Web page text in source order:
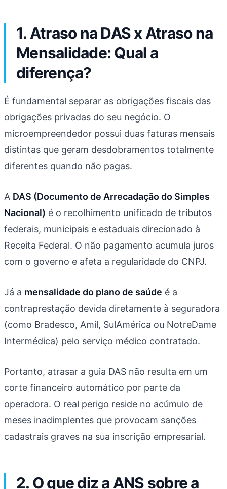
1. Atraso na DAS x Atraso na
Mensalidade: Qual a
diferença?
É fundamental separar as obrigações fiscais das
obrigações privadas do seu negócio. O
microempreendedor possui duas faturas mensais
distintas que geram desdobramentos totalmente
diferentes quando não pagas.
A DAS (Documento de Arrecadação do Simples
Nacional) é o recolhimento unificado de tributos
federais, municipais e estaduais direcionado à
Receita Federal. O não pagamento acumula juros
com o governo e afeta a regularidade do CNPJ.
Já a mensalidade do plano de saúde é a
contraprestação devida diretamente à seguradora
(como Bradesco, Amil, SulAmérica ou NotreDame
Intermédica) pelo serviço médico contratado.
Portanto, atrasar a guia DAS não resulta em um
corte financeiro automático por parte da
operadora. O real perigo reside no acúmulo de
meses inadimplentes que provocam sanções
cadastrais graves na sua inscrição empresarial.
2. O que diz a ANS sobre a